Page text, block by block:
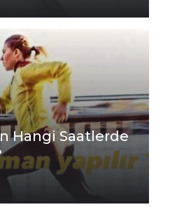
Hangi Saatlerde